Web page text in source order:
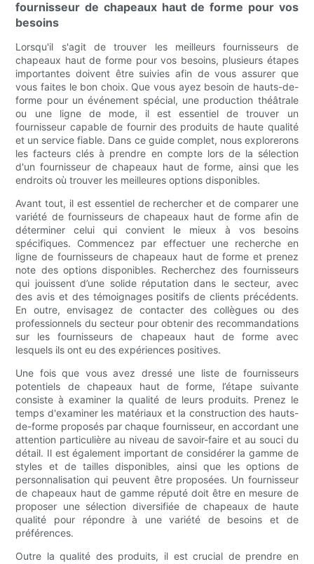
fournisseur de chapeaux haut de forme pour vos
besoins
Lorsqu'il s'agit de trouver les meilleurs fournisseurs de
chapeaux haut de forme pour vos besoins, plusieurs étapes
importantes doivent être suivies afin de vous assurer que
vous faites le bon choix. Que vous ayez besoin de hauts-de-
forme pour un événement spécial, une production théâtrale
ou une ligne de mode, il est essentiel de trouver un
fournisseur capable de fournir des produits de haute qualité
et un service fiable. Dans ce guide complet, nous explorerons
les facteurs clés à prendre en compte lors de la sélection
d'un fournisseur de chapeaux haut de forme, ainsi que les
endroits où trouver les meilleures options disponibles.
Avant tout, il est essentiel de rechercher et de comparer une
variété de fournisseurs de chapeaux haut de forme afin de
déterminer celui qui convient le mieux à vos besoins
spécifiques. Commencez par effectuer une recherche en
ligne de fournisseurs de chapeaux haut de forme et prenez
note des options disponibles. Recherchez des fournisseurs
qui jouissent d’une solide réputation dans le secteur, avec
des avis et des témoignages positifs de clients précédents.
En outre, envisagez de contacter des collègues ou des
professionnels du secteur pour obtenir des recommandations
sur les fournisseurs de chapeaux haut de forme avec
lesquels ils ont eu des expériences positives.
Une fois que vous avez dressé une liste de fournisseurs
potentiels de chapeaux haut de forme, l’étape suivante
consiste à examiner la qualité de leurs produits. Prenez le
temps d'examiner les matériaux et la construction des hauts-
de-forme proposés par chaque fournisseur, en accordant une
attention particulière au niveau de savoir-faire et au souci du
détail. Il est également important de considérer la gamme de
styles et de tailles disponibles, ainsi que les options de
personnalisation qui peuvent être proposées. Un fournisseur
de chapeaux haut de gamme réputé doit être en mesure de
proposer une sélection diversifiée de chapeaux de haute
qualité pour répondre à une variété de besoins et de
préférences.
Outre la qualité des produits, il est crucial de prendre en